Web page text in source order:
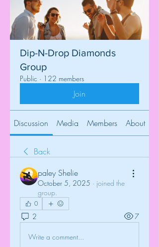
Dip-N-Drop Diamonds
Group
Public · 122 members
Join
Discussion Media Members About
Back
paley Shelie
October 5, 2025 · joined the
group.
0
2 7
Write a comment...